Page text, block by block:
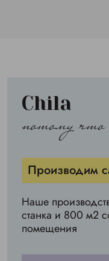
Chila
потому
Производим
Наше
станка и 800 м2
помещения